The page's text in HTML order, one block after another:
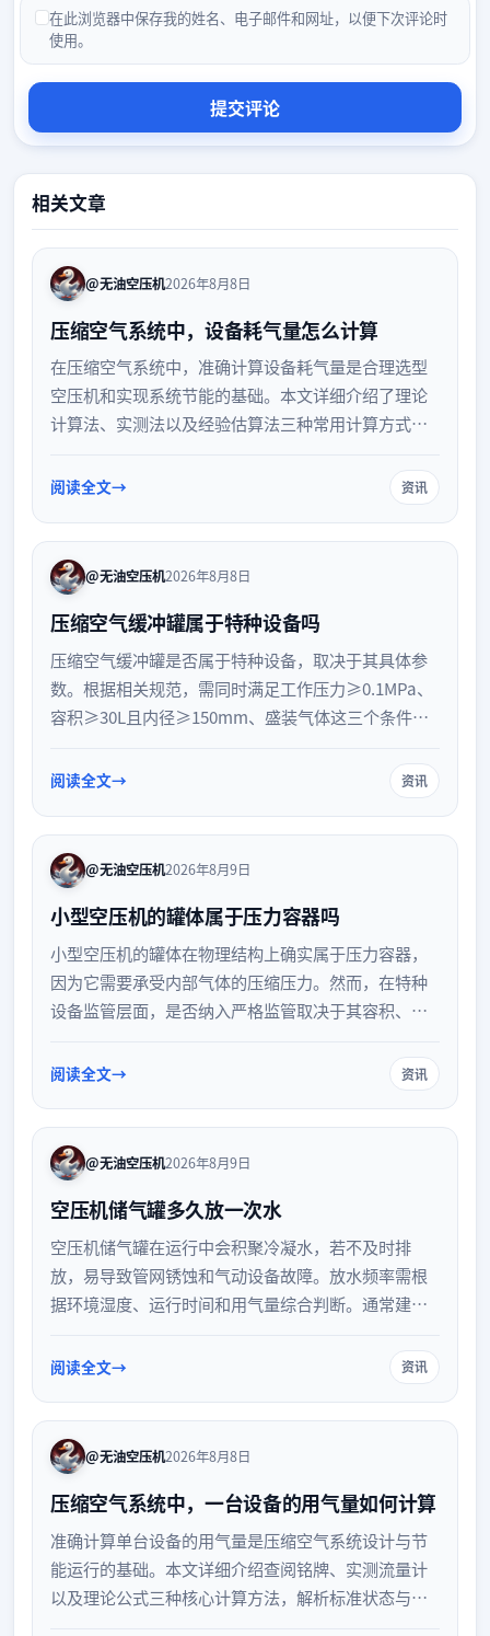
在此浏览器中保存我的姓名、电子邮件和网址，以便下次评论时
使用。
相关文章
@无油空压机2026年8月8日
压缩空气系统中，设备耗气量怎么计算
在压缩空气系统中，准确计算设备耗气量是合理选型
空压机和实现系统节能的基础。本文详细介绍了理论
计算法、实测法以及经验估算法三种常用计算方式，
气动系统设计，降低运行能耗。
阅读全文 资讯
@无油空压机2026年8月8日
压缩空气缓冲罐属于特种设备吗
压缩空气缓冲罐是否属于特种设备，取决于其具体参
数。根据相关规范，需同时满足工作压力≥0.1MPa、
容积≥30L且内径≥150mm、盛装气体这三个条件。
业采购时应核对出厂文件与铭牌，并依法办理使用登
阅读全文 资讯
@无油空压机2026年8月9日
小型空压机的罐体属于压力容器吗
小型空压机的罐体在物理结构上确实属于压力容器，
因为它需要承受内部气体的压缩压力。然而，在特种
设备监管层面，是否纳入严格监管取决于其容积、工
与维护，确保设备运行安全。
阅读全文 资讯
@无油空压机2026年8月9日
空压机储气罐多久放一次水
空压机储气罐在运行中会积聚冷凝水，若不及时排
放，易导致管网锈蚀和气动设备故障。放水频率需根
据环境湿度、运行时间和用气量综合判断。通常建议
水并考虑加装自动排水器，可有效提升设备运行效率
阅读全文 资讯
@无油空压机2026年8月8日
压缩空气系统中，一台设备的用气量如何计算
准确计算单台设备的用气量是压缩空气系统设计与节
能运行的基础。本文详细介绍查阅铭牌、实测流量计
以及理论公式三种核心计算方法，解析标准状态与工